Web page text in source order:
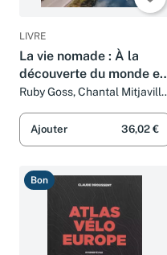
LIVRE
La vie nomade : À la
découverte du monde en
van
Ruby Goss, Chantal Mitjaville
Ajouter 36,02 €
Bon